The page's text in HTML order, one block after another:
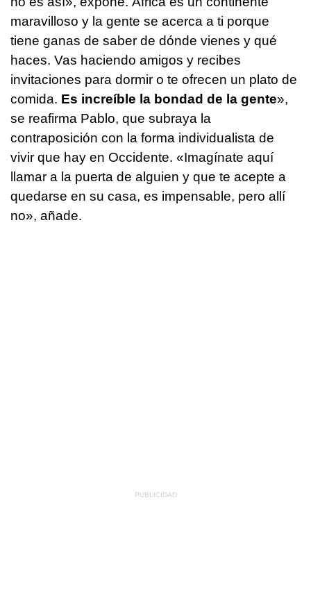
maravilloso y la gente se acerca a ti porque
tiene ganas de saber de dónde vienes y qué
haces. Vas haciendo amigos y recibes
invitaciones para dormir o te ofrecen un plato de
comida. Es increíble la bondad de la gente»,
se reafirma Pablo, que subraya la
contraposición con la forma individualista de
vivir que hay en Occidente. «Imagínate aquí
llamar a la puerta de alguien y que te acepte a
quedarse en su casa, es impensable, pero allí
no», añade.